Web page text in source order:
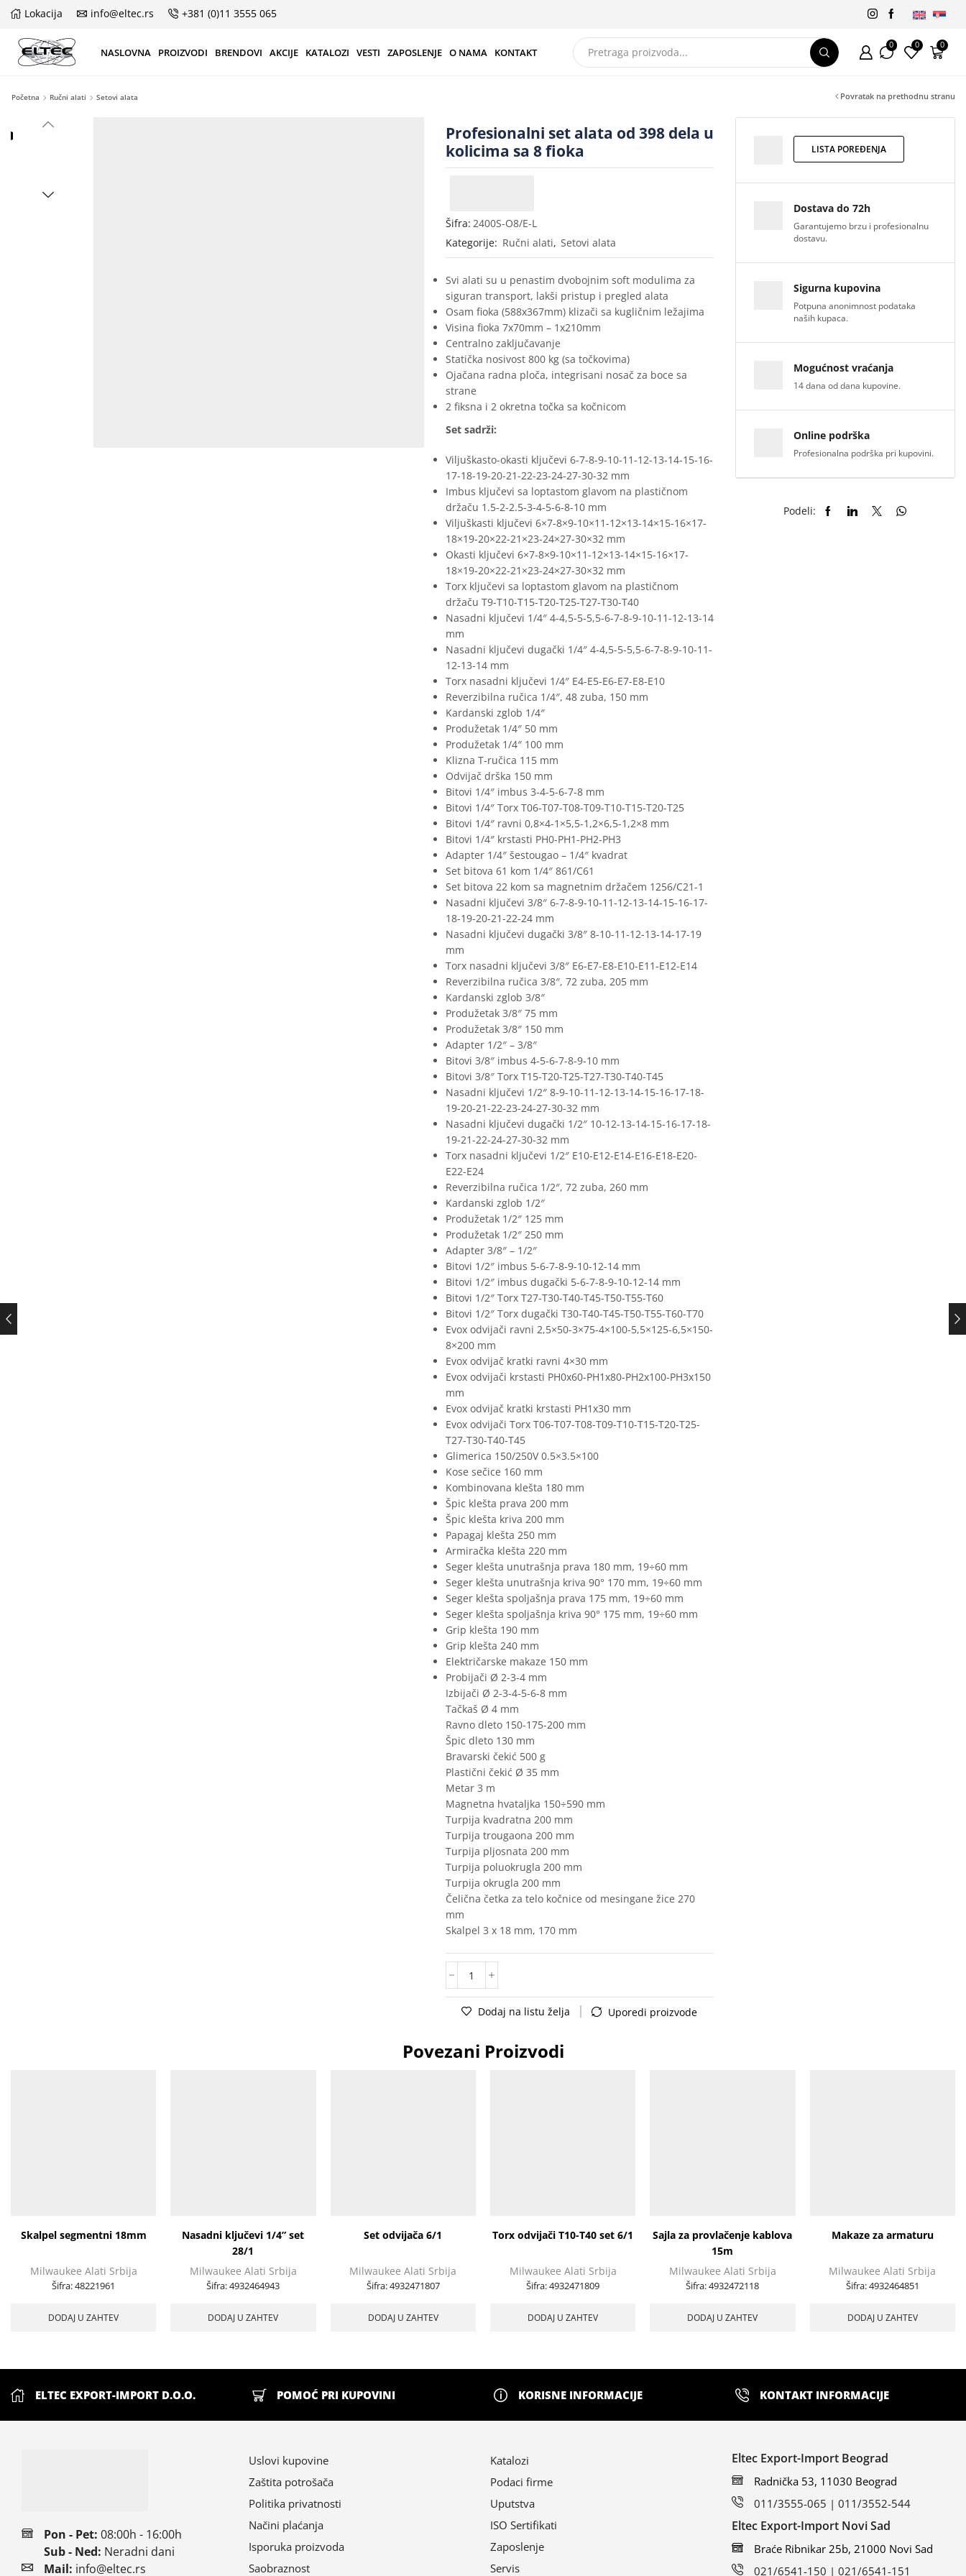
Lokacija info@eltec.rs +381 (0)11 3555 065
NASLOVNA PROIZVODI BRENDOVI AKCIJE KATALOZI VESTI ZAPOSLENJE O NAMA KONTAKT
0 0 0
Početna Ručni alati Setovi alata Povratak na prethodnu stranu
Profesionalni set alata od 398 dela u
kolicima sa 8 fioka
Šifra: 2400S-O8/E-L
Kategorije: Ručni alati, Setovi alata
Svi alati su u penastim dvobojnim soft modulima za
siguran transport, lakši pristup i pregled alata
Osam fioka (588x367mm) klizači sa kugličnim ležajima
Visina fioka 7x70mm – 1x210mm
Centralno zaključavanje
Statička nosivost 800 kg (sa točkovima)
Ojačana radna ploča, integrisani nosač za boce sa
strane
2 fiksna i 2 okretna točka sa kočnicom
Set sadrži:
Viljuškasto-okasti ključevi 6-7-8-9-10-11-12-13-14-15-16-
17-18-19-20-21-22-23-24-27-30-32 mm
Imbus ključevi sa loptastom glavom na plastičnom
držaču 1.5-2-2.5-3-4-5-6-8-10 mm
Viljuškasti ključevi 6×7-8×9-10×11-12×13-14×15-16×17-
18×19-20×22-21×23-24×27-30×32 mm
Okasti ključevi 6×7-8×9-10×11-12×13-14×15-16×17-
18×19-20×22-21×23-24×27-30×32 mm
Torx ključevi sa loptastom glavom na plastičnom
držaču T9-T10-T15-T20-T25-T27-T30-T40
Nasadni ključevi 1/4″ 4-4,5-5-5,5-6-7-8-9-10-11-12-13-14
mm
Nasadni ključevi dugački 1/4″ 4-4,5-5-5,5-6-7-8-9-10-11-
12-13-14 mm
Torx nasadni ključevi 1/4″ E4-E5-E6-E7-E8-E10
Reverzibilna ručica 1/4″, 48 zuba, 150 mm
Kardanski zglob 1/4″
Produžetak 1/4″ 50 mm
Produžetak 1/4″ 100 mm
Klizna T-ručica 115 mm
Odvijač drška 150 mm
Bitovi 1/4″ imbus 3-4-5-6-7-8 mm
Bitovi 1/4″ Torx T06-T07-T08-T09-T10-T15-T20-T25
Bitovi 1/4″ ravni 0,8×4-1×5,5-1,2×6,5-1,2×8 mm
Bitovi 1/4″ krstasti PH0-PH1-PH2-PH3
Adapter 1/4″ šestougao – 1/4″ kvadrat
Set bitova 61 kom 1/4″ 861/C61
Set bitova 22 kom sa magnetnim držačem 1256/C21-1
Nasadni ključevi 3/8″ 6-7-8-9-10-11-12-13-14-15-16-17-
18-19-20-21-22-24 mm
Nasadni ključevi dugački 3/8″ 8-10-11-12-13-14-17-19
mm
Torx nasadni ključevi 3/8″ E6-E7-E8-E10-E11-E12-E14
Reverzibilna ručica 3/8″, 72 zuba, 205 mm
Kardanski zglob 3/8″
Produžetak 3/8″ 75 mm
Produžetak 3/8″ 150 mm
Adapter 1/2″ – 3/8″
Bitovi 3/8″ imbus 4-5-6-7-8-9-10 mm
Bitovi 3/8″ Torx T15-T20-T25-T27-T30-T40-T45
Nasadni ključevi 1/2″ 8-9-10-11-12-13-14-15-16-17-18-
19-20-21-22-23-24-27-30-32 mm
Nasadni ključevi dugački 1/2″ 10-12-13-14-15-16-17-18-
19-21-22-24-27-30-32 mm
Torx nasadni ključevi 1/2″ E10-E12-E14-E16-E18-E20-
E22-E24
Reverzibilna ručica 1/2″, 72 zuba, 260 mm
Kardanski zglob 1/2″
Produžetak 1/2″ 125 mm
Produžetak 1/2″ 250 mm
Adapter 3/8″ – 1/2″
Bitovi 1/2″ imbus 5-6-7-8-9-10-12-14 mm
Bitovi 1/2″ imbus dugački 5-6-7-8-9-10-12-14 mm
Bitovi 1/2″ Torx T27-T30-T40-T45-T50-T55-T60
Bitovi 1/2″ Torx dugački T30-T40-T45-T50-T55-T60-T70
Evox odvijači ravni 2,5×50-3×75-4×100-5,5×125-6,5×150-
8×200 mm
Evox odvijač kratki ravni 4×30 mm
Evox odvijači krstasti PH0x60-PH1x80-PH2x100-PH3x150
mm
Evox odvijač kratki krstasti PH1x30 mm
Evox odvijači Torx T06-T07-T08-T09-T10-T15-T20-T25-
T27-T30-T40-T45
Glimerica 150/250V 0.5×3.5×100
Kose sečice 160 mm
Kombinovana klešta 180 mm
Špic klešta prava 200 mm
Špic klešta kriva 200 mm
Papagaj klešta 250 mm
Armiračka klešta 220 mm
Seger klešta unutrašnja prava 180 mm, 19÷60 mm
Seger klešta unutrašnja kriva 90° 170 mm, 19÷60 mm
Seger klešta spoljašnja prava 175 mm, 19÷60 mm
Seger klešta spoljašnja kriva 90° 175 mm, 19÷60 mm
Grip klešta 190 mm
Grip klešta 240 mm
Električarske makaze 150 mm
Probijači Ø 2-3-4 mm
Izbijači Ø 2-3-4-5-6-8 mm
Tačkaš Ø 4 mm
Ravno dleto 150-175-200 mm
Špic dleto 130 mm
Bravarski čekić 500 g
Plastični čekić Ø 35 mm
Metar 3 m
Magnetna hvataljka 150÷590 mm
Turpija kvadratna 200 mm
Turpija trougaona 200 mm
Turpija pljosnata 200 mm
Turpija poluokrugla 200 mm
Turpija okrugla 200 mm
Čelična četka za telo kočnice od mesingane žice 270
mm
Skalpel 3 x 18 mm, 170 mm
Dodaj na listu želja Uporedi proizvode
LISTA POREĐENJA
Dostava do 72h
Garantujemo brzu i profesionalnu
dostavu.
Sigurna kupovina
Potpuna anonimnost podataka
naših kupaca.
Mogućnost vraćanja
14 dana od dana kupovine.
Online podrška
Profesionalna podrška pri kupovini.
Podeli:
Povezani Proizvodi
Skalpel segmentni 18mm
Milwaukee Alati Srbija
Šifra:48221961
DODAJ U ZAHTEV
Nasadni ključevi 1/4” set
28/1
Milwaukee Alati Srbija
Šifra:4932464943
DODAJ U ZAHTEV
Set odvijača 6/1
Milwaukee Alati Srbija
Šifra:4932471807
DODAJ U ZAHTEV
Torx odvijači T10-T40 set 6/1
Milwaukee Alati Srbija
Šifra:4932471809
DODAJ U ZAHTEV
Sajla za provlačenje kablova
15m
Milwaukee Alati Srbija
Šifra:4932472118
DODAJ U ZAHTEV
Makaze za armaturu
Milwaukee Alati Srbija
Šifra:4932464851
DODAJ U ZAHTEV
ELTEC EXPORT-IMPORT D.O.O. POMOĆ PRI KUPOVINI KORISNE INFORMACIJE KONTAKT INFORMACIJE
Pon - Pet: 08:00h - 16:00h
Sub - Ned: Neradni dani
Mail: info@eltec.rs
Uslovi kupovine
Zaštita potrošača
Politika privatnosti
Načini plaćanja
Isporuka proizvoda
Saobraznost
Katalozi
Podaci firme
Uputstva
ISO Sertifikati
Zaposlenje
Servis
Eltec Export-Import Beograd
Radnička 53, 11030 Beograd
011/3555-065 | 011/3552-544
Eltec Export-Import Novi Sad
Braće Ribnikar 25b, 21000 Novi Sad
021/6541-150 | 021/6541-151